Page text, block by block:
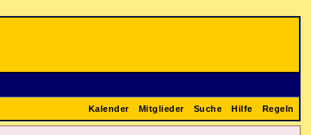
Regeln
Hilfe
Suche
Mitglieder
Kalender